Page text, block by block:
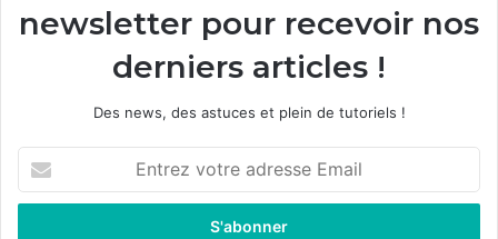
newsletter pour recevoir nos
derniers articles !
Des news, des astuces et plein de tutoriels !
t